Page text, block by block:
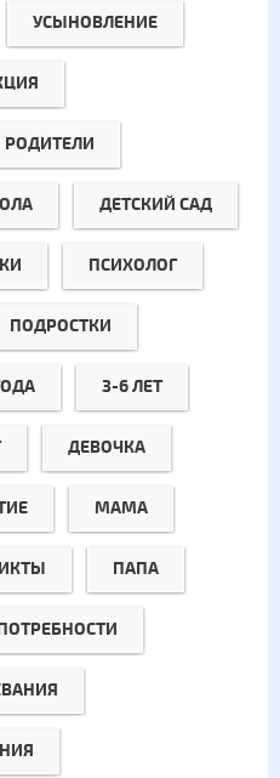
УСЫНОВЛЕНИЕ
РОДИТЕЛИ
ДЕТСКИЙ САД
ПСИХОЛОГ
ПОДРОСТКИ
3-6 ЛЕТ
ДЕВОЧКА
МАМА
ПАПА